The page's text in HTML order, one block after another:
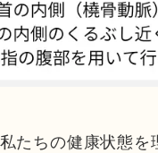
たちの健康状態を